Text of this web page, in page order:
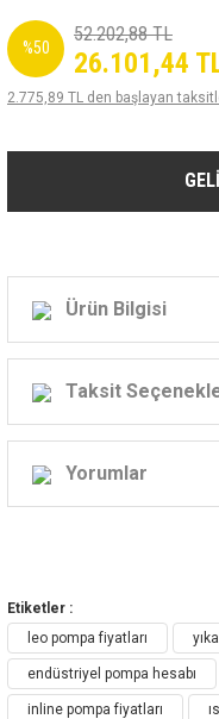
%50
52.202,88 TL
26.101,44
2.775,89 TL den başlayan
Ürün Bilgisi
LEO LPP
İNLİNE
LPP
Pompa LPP- Dikey
Uygulanması
Taksit
Yorumlar
Etiketler :
leo pompa fiyatları
endüstriyel pompa hesabı
inline pompa fiyatları